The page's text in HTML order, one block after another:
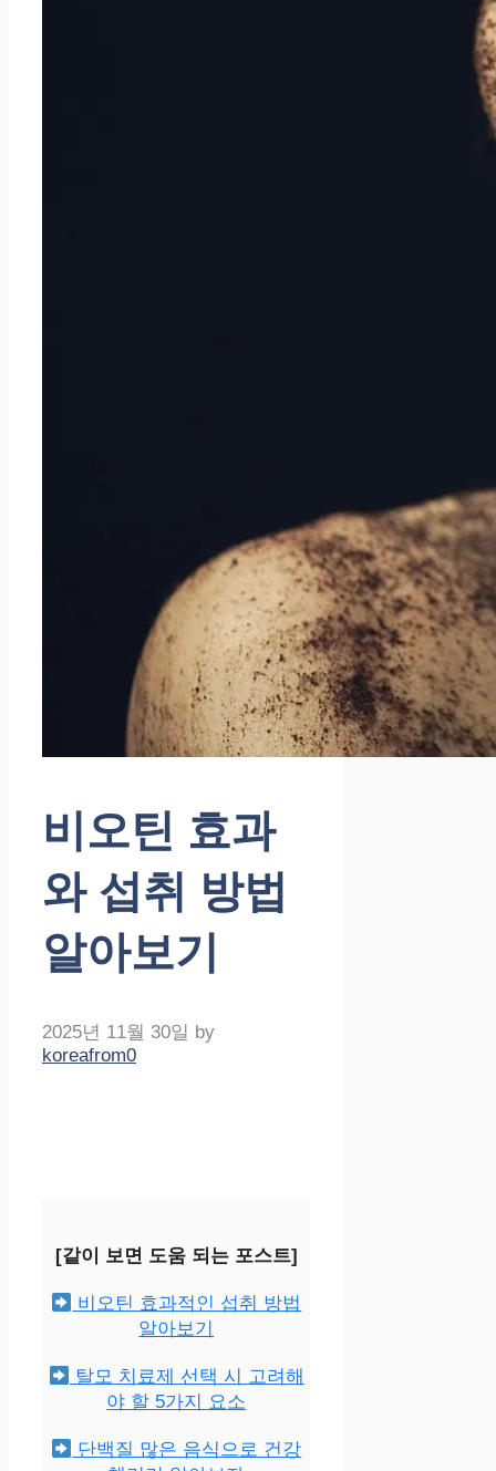
비오틴 효과
와 섭취 방법
알아보기
2025년 11월 30일 by
koreafrom0
[같이 보면 도움 되는 포스트]
비오틴 효과적인 섭취 방법
알아보기
탈모 치료제 선택 시 고려해
야 할 5가지 요소
단백질 많은 음식으로 건강